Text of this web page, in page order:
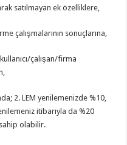
satılmayan ek özelliklere,
çalışmalarının sonuçlarına,
çalışan/firma
2. LEM yenilemenizde %10,
itibarıyla da %20
olabilir.